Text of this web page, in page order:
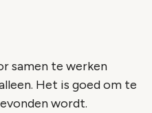
samen te werken
Het is goed om te
wordt.